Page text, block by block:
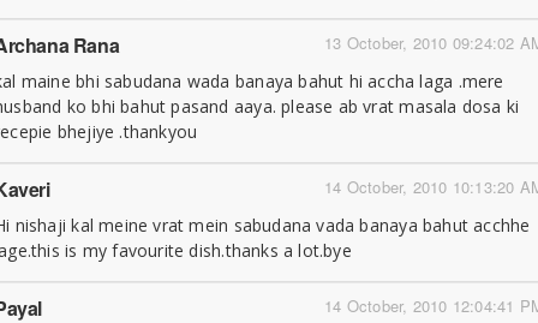
13 October, 2010 09:24:02
Rana
maine bhi sabudana wada banaya bahut hi accha laga .mere
ko bhi bahut pasand aaya. please ab vrat masala dosa ki
bhejiye .thankyou
14 October, 2010 10:13:20
nishaji kal meine vrat mein sabudana vada banaya bahut acchhe
is my favourite dish.thanks a lot.bye
14 October, 2010 12:04:41